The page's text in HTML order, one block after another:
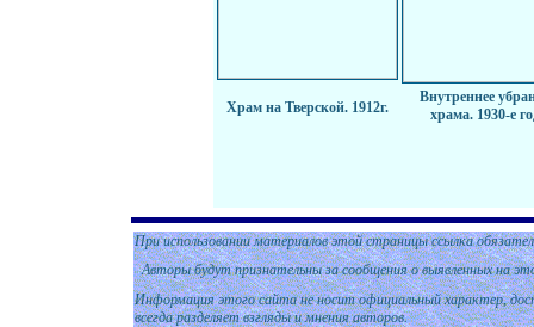
Храм на Тверской. 1912г.
Внутреннее
храма. 1930-е
При использовании материалов этой страницы ссылка
Авторы будут признательны за сообщения о выявленных на
Информация этого сайта не носит официальный характер,
всегда разделяет взгляды и мнения авторов.